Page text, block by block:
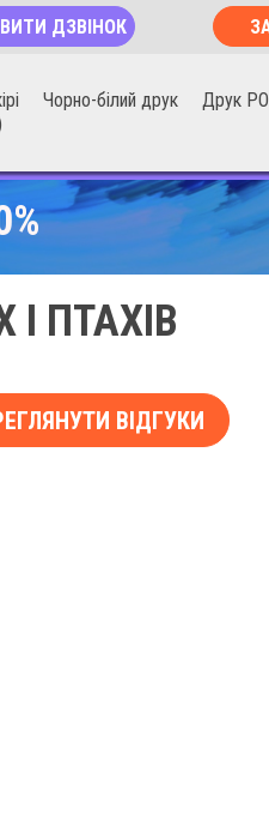
ДЗВІНОК
Чорно-білий друк Друк
ПТАХІВ
ВІДГУКИ